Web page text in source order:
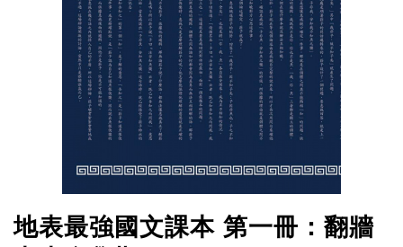
地表最強國文課本 第一冊：翻牆